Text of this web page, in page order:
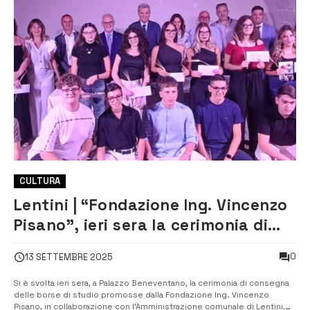
CULTURA
Lentini | “Fondazione Ing. Vincenzo
Pisano”, ieri sera la cerimonia di
13 SETTEMBRE 2025 0
Si è svolta ieri sera, a Palazzo Beneventano, la cerimonia di consegna
delle borse di studio promosse dalla Fondazione Ing. Vincenzo
Pisano, in collaborazione con l’Amministrazione comunale di Lentini,